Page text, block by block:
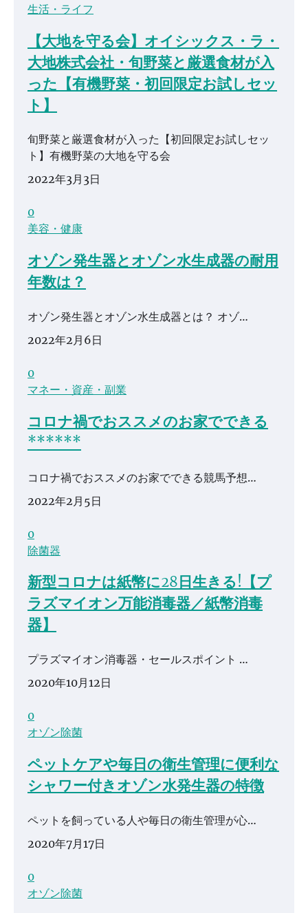
生活・ライフ
【大地を守る会】オイシックス・ラ・
大地株式会社・旬野菜と厳選食材が入
った【有機野菜・初回限定お試しセッ
ト】
旬野菜と厳選食材が入った【初回限定お試しセッ
ト】有機野菜の大地を守る会
2022年3月3日
0
美容・健康
オゾン発生器とオゾン水生成器の耐用
年数は？
オゾン発生器とオゾン水生成器とは？ オゾ…
2022年2月6日
0
マネー・資産・副業
コロナ禍でおススメのお家でできる
******
コロナ禍でおススメのお家でできる競馬予想…
2022年2月5日
0
除菌器
新型コロナは紙幣に28日生きる!【プ
ラズマイオン万能消毒器／紙幣消毒
器】
プラズマイオン消毒器・セールスポイント …
2020年10月12日
0
オゾン除菌
ペットケアや毎日の衛生管理に便利な
シャワー付きオゾン水発生器の特徴
ペットを飼っている人や毎日の衛生管理が心…
2020年7月17日
0
オゾン除菌